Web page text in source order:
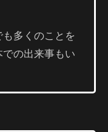
多くのことを
の出来事もい